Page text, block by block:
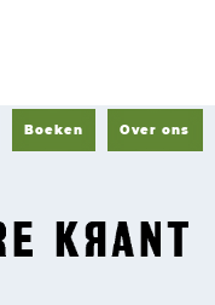
Boeken Over ons